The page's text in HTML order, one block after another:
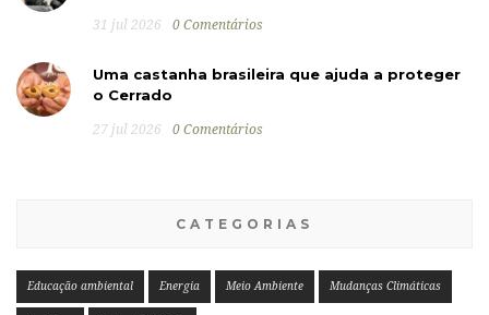
31 jul 2026 0 Comentários
Uma castanha brasileira que ajuda a proteger
o Cerrado
27 jul 2026 0 Comentários
CATEGORIAS
Educação ambiental Energia Meio Ambiente Mudanças Climáticas